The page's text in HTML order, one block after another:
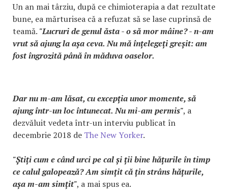
Un an mai târziu, după ce chimioterapia a dat rezultate
bune, ea mărturisea că a refuzat să se lase cuprinsă de
teamă. "Lucruri de genul ăsta - o să mor mâine? - n-am
vrut să ajung la așa ceva. Nu mă înțelegeți greșit: am
fost îngrozită până în măduva oaselor.
Dar nu m-am lăsat, cu excepția unor momente, să
ajung într-un loc întunecat. Nu mi-am permis", a
dezvăluit vedeta într-un interviu publicat în
decembrie 2018 de The New Yorker.
"Știți cum e când urci pe cal și ții bine hățurile în timp
ce calul galopează? Am simțit că țin strâns hățurile,
așa m-am simțit", a mai spus ea.